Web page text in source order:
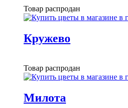
Товар распродан
Кружево
Товар распродан
Милота